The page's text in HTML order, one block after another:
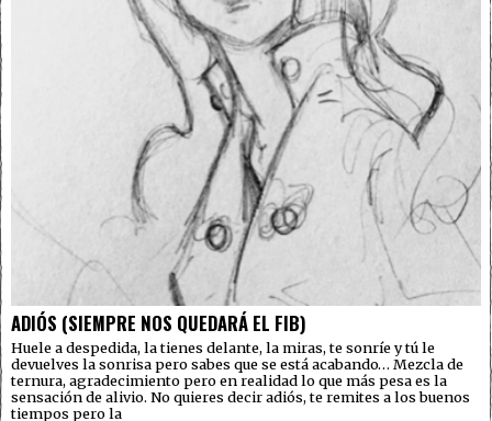
ADIÓS (SIEMPRE NOS QUEDARÁ EL FIB)
Huele a despedida, la tienes delante, la miras, te sonríe y tú le
devuelves la sonrisa pero sabes que se está acabando… Mezcla de
ternura, agradecimiento pero en realidad lo que más pesa es la
sensación de alivio. No quieres decir adiós, te remites a los buenos
tiempos pero la